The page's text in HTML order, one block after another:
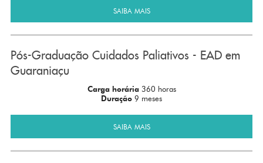
SAIBA MAIS
Pós-Graduação Cuidados Paliativos - EAD em
Guaraniaçu
Carga horária 360 horas
Duração 9 meses
SAIBA MAIS